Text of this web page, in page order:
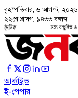
বৃহস্পতিবার, ৬ আগস্ট, ২০২৬
২২শে শ্রাবণ, ১৪৩৩ বঙ্গাব্দ
আর্কাইভ
ই-পেপার